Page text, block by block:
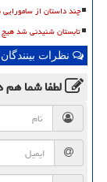
چند داستان از
تابستان شنیدنی شد
نظرات
لطفا شما هم